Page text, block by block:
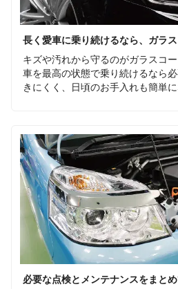
長く愛車に乗り続けるなら、ガラ
キズや汚れから守るのがガラスコ
車を最高の状態で乗り続けるなら
きにくく、日頃のお手入れも簡単に
必要な点検とメンテナンスをまと